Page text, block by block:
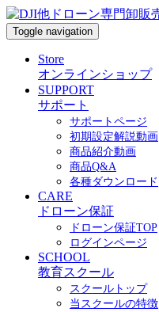
Toggle navigation
Store
オンラインショップ
SUPPORT
サポート
サポートページ
初期設定解説動画
商品紹介動画
商品Q&A
各種ダウンロード
CARE
ドローン保証
ドローン保証TOP
ログインページ
SCHOOL
教育スクール
スクールトップ
当スクールの特徴